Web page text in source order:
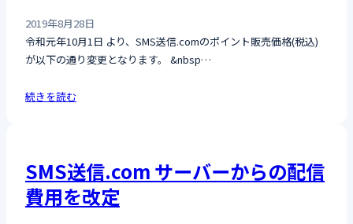
2019年8月28日
令和元年10月1日 より、SMS送信.comのポイント販売価格(税込)
が以下の通り変更となります。 &nbsp…
続きを読む
SMS送信.com サーバーからの配信
費用を改定